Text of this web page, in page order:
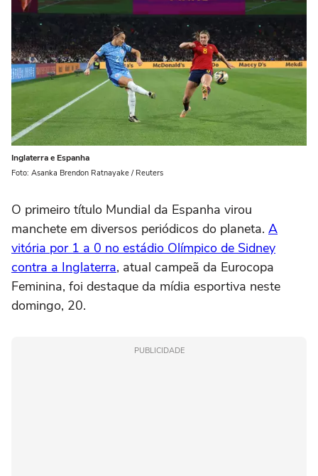
Inglaterra e Espanha
Foto: Asanka Brendon Ratnayake / Reuters
O primeiro título Mundial da Espanha virou
manchete em diversos periódicos do planeta. A
vitória por 1 a 0 no estádio Olímpico de Sidney
contra a Inglaterra, atual campeã da Eurocopa
Feminina, foi destaque da mídia esportiva neste
domingo, 20.
PUBLICIDADE